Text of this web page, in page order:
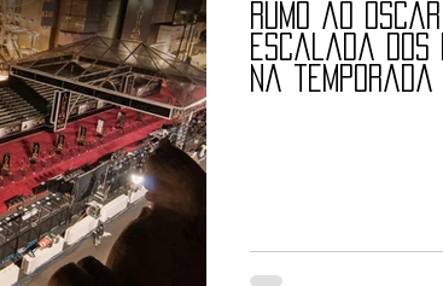
Rumo ao
escalada
na temporada